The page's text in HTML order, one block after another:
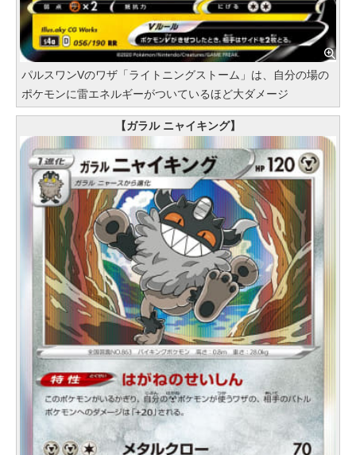
パルスワンVのワザ「ライトニングストーム」は、自分の場の
ポケモンに雷エネルギーがついているほど大ダメージ
【ガラル ニャイキング】